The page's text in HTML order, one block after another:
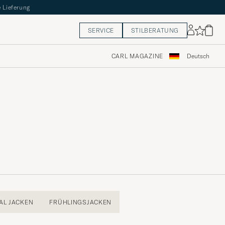
Lieferung
SERVICE STILBERATUNG
CARL MAGAZINE Deutsch
JACKEN FRÜHLINGSJACKEN